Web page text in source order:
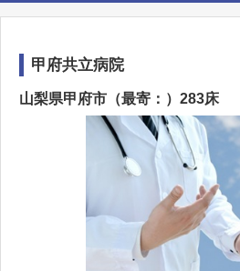
甲府共立病院
山梨県甲府市（最寄：）283床